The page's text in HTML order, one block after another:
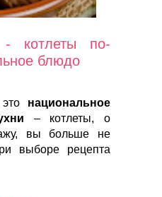
- котлеты по-
блюдо
национальное
– котлеты, о
вы больше не
выборе рецепта